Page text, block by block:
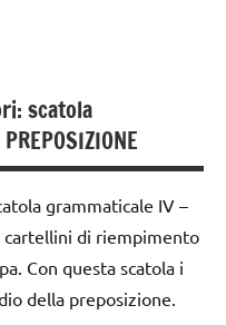
scatola
grammaticale IV –
cartellini di riempimento
Con questa scatola i
della preposizione.